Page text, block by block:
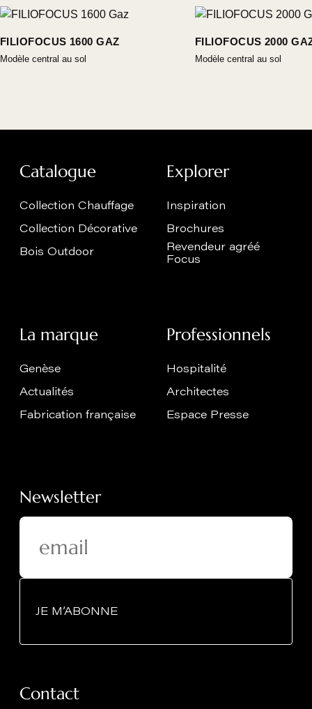
FILIOFOCUS 1600 GAZ
Modèle central au sol
FILIOFOCUS 2000
Modèle central au sol
Catalogue
Collection Chauffage
Collection Décorative
Bois Outdoor
Explorer
Inspiration
Brochures
Revendeur agréé
Focus
La marque
Genèse
Actualités
Fabrication française
Professionnels
Hospitalité
Architectes
Espace Presse
Newsletter
JE M’ABONNE
Contact